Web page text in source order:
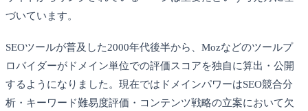
づいています。
SEOツールが普及した2000年代後半から、Mozなどのツールプ
ロバイダーがドメイン単位での評価スコアを独自に算出・公開
するようになりました。現在ではドメインパワーはSEO競合分
析・キーワード難易度評価・コンテンツ戦略の立案において欠